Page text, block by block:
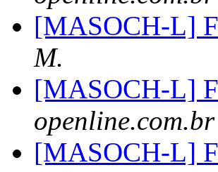
[MASOCH-L]
M.
[MASOCH-L]
openline.com.br
[MASOCH-L]